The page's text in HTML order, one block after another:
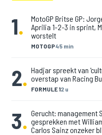
1.
MOTOGP45 min
MotoGP Britse GP:
Aprilia 1-2-3 in sprint,
worstelt
2. FORMULE 12 u
Hadjar spreekt van
overstap van Racing
3. Gerucht: management
gesprekken met
Carlos Sainz onzeker